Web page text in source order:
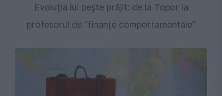
Evoluția lui pește prăjit: de la Topor la
profesorul de ”finanțe comportamentale”